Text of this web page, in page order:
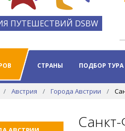
ПУТЕШЕСТВИЙ DSBW
СТРАНЫ ПОДБОР ТУРА
Австрия Города Австрии